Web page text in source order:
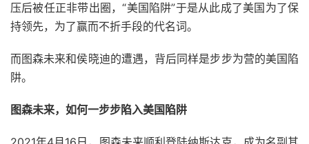
压后被任正非带出圈，“美国陷阱”于是从此成了美国为了保
持领先，为了赢而不折手段的代名词。
而图森未来和侯晓迪的遭遇，背后同样是步步为营的美国陷
阱。
图森未来，如何一步步陷入美国陷阱